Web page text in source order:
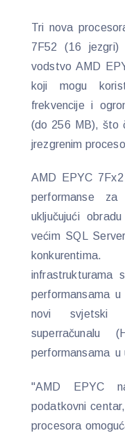
Tri nova
7F52 (16 jezgri)
vodstvo AMD
koji mogu
frekvencije i
(do 256 MB), što
jrezgrenim
AMD EPYC
performanse
uključujući
većim SQL
infrastrukturama
performansama
novi svjetski
performansama u
"AMD EPYC
podatkovni
procesora